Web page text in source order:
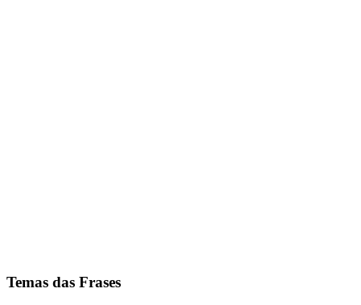
Temas das Frases